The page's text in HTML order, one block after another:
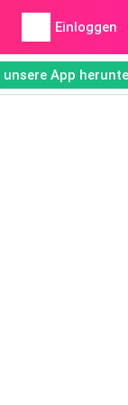
Einloggen
unsere App